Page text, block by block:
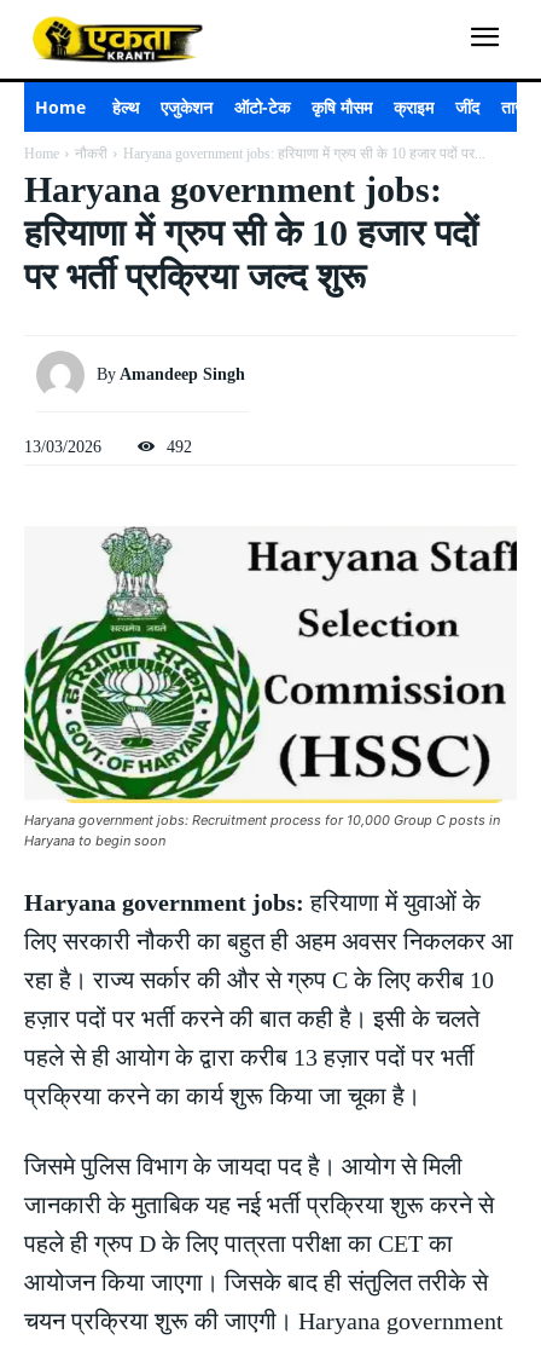
Home हेल्थ एजुकेशन ऑटो-टेक कृषि मौसम क्राइम जींद ताजा
Home नौकरी Haryana government jobs: हरियाणा में ग्रुप सी के 10 हजार पदों पर...
Haryana government jobs:
हरियाणा में ग्रुप सी के 10 हजार पदों
पर भर्ती प्रक्रिया जल्द शुरू
By Amandeep Singh
13/03/2026 492
Haryana government jobs: Recruitment process for 10,000 Group C posts in
Haryana to begin soon
Haryana government jobs:हरियाणा में युवाओं के
लिए सरकारी नौकरी का बहुत ही अहम अवसर निकलकर आ
रहा है। राज्य सर्कार की और से ग्रुप C के लिए करीब 10
हज़ार पदों पर भर्ती करने की बात कही है। इसी के चलते
पहले से ही आयोग के द्वारा करीब 13 हज़ार पदों पर भर्ती
प्रक्रिया करने का कार्य शुरू किया जा चूका है।
जिसमे पुलिस विभाग के जायदा पद है। आयोग से मिली
जानकारी के मुताबिक यह नई भर्ती प्रक्रिया शुरू करने से
पहले ही ग्रुप D के लिए पात्रता परीक्षा का CET का
आयोजन किया जाएगा। जिसके बाद ही संतुलित तरीके से
चयन प्रक्रिया शुरू की जाएगी। Haryana government